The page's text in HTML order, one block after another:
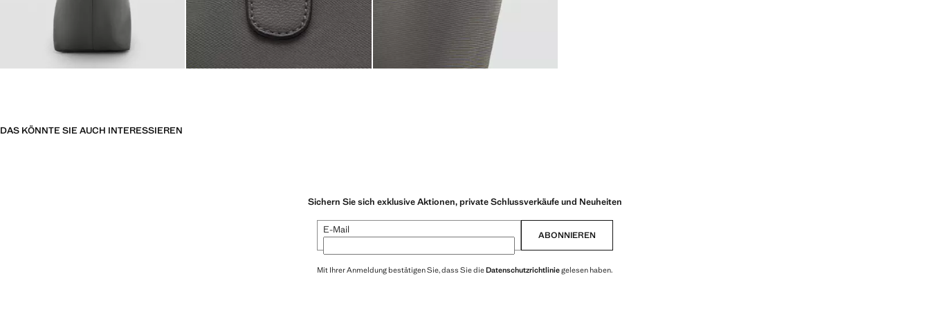
DAS KÖNNTE SIE AUCH INTERESSIEREN
Sichern Sie sich exklusive Aktionen, private Schlussverkäufe und Neuheiten
E-Mail ABONNIEREN
Mit Ihrer Anmeldung bestätigen Sie, dass Sie dieDatenschutzrichtliniegelesen haben.